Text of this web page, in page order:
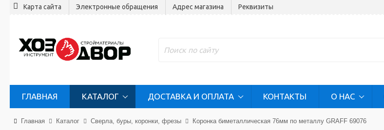
Карта сайта Электронные обращения Адрес магазина Реквизиты
ГЛАВНАЯ КАТАЛОГ ДОСТАВКА И ОПЛАТА КОНТАКТЫ О НАС
Главная Каталог Сверла, буры, коронки, фрезы Коронка биметаллическая 76мм по металлу GRAFF 69076